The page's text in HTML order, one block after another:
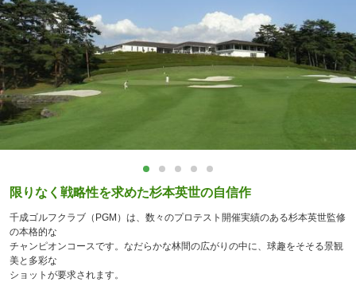
限りなく戦略性を求めた杉本英世の自信作
千成ゴルフクラブ（PGM）は、数々のプロテスト開催実績のある杉本英世監修
の本格的な
チャンピオンコースです。なだらかな林間の広がりの中に、球趣をそそる景観
美と多彩な
ショットが要求されます。